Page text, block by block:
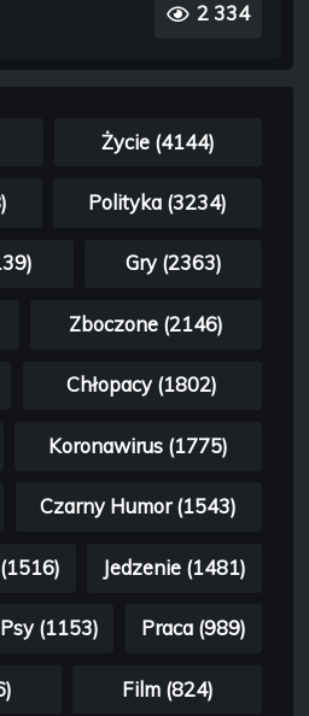
2 334
Życie (4144)
Polityka (3234)
Gry (2363)
Zboczone (2146)
Chłopacy (1802)
Koronawirus (1775)
Czarny Humor (1543)
Jedzenie (1481)
Psy (1153) Praca (989)
Film (824)